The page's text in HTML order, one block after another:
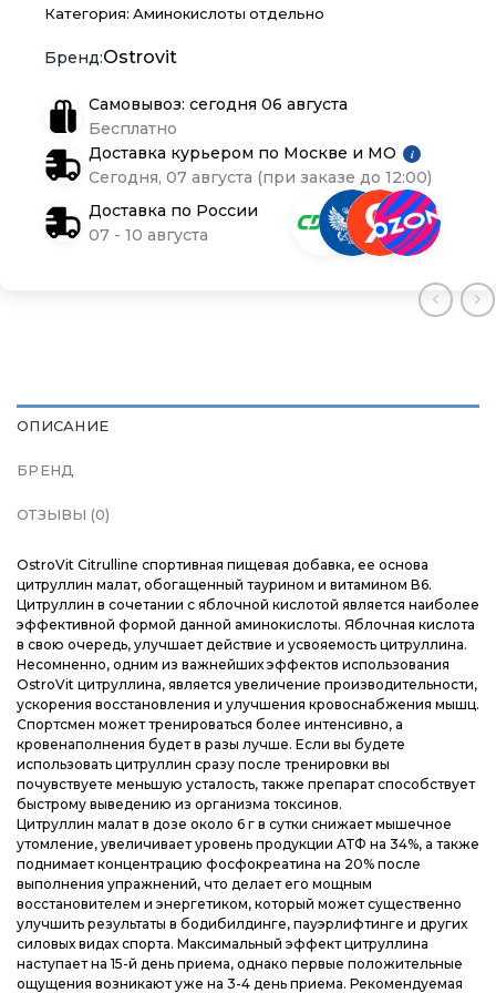
Категория: Аминокислоты отдельно
Ostrovit
Самовывоз: сегодня 06 августа
Бесплатно
Доставка курьером по Москве и МО
i
Сегодня, 07 августа (при заказе до 12:00)
Доставка по России
07 - 10 августа
ОПИСАНИЕ
БРЕНД
ОТЗЫВЫ (0)
OstroVit Citrulline спортивная пищевая добавка, ее основа
цитруллин малат, обогащенный таурином и витамином В6.
Цитруллин в сочетании с яблочной кислотой является наиболее
эффективной формой данной аминокислоты. Яблочная кислота
в свою очередь, улучшает действие и усвояемость цитруллина.
Несомненно, одним из важнейших эффектов использования
OstroVit цитруллина, является увеличение производительности,
ускорения восстановления и улучшения кровоснабжения мышц.
Спортсмен может тренироваться более интенсивно, а
кровенаполнения будет в разы лучше. Если вы будете
использовать цитруллин сразу после тренировки вы
почувствуете меньшую усталость, также препарат способствует
быстрому выведению из организма токсинов.
Цитруллин малат в дозе около 6 г в сутки снижает мышечное
утомление, увеличивает уровень продукции АТФ на 34%, а также
поднимает концентрацию фосфокреатина на 20% после
выполнения упражнений, что делает его мощным
восстановителем и энергетиком, который может существенно
улучшить результаты в бодибилдинге, пауэрлифтинге и других
силовых видах спорта. Максимальный эффект цитруллина
наступает на 15-й день приема, однако первые положительные
ощущения возникают уже на 3-4 день приема. Рекомендуемая
Подарочные сертификаты
Магазины
Контакты
Доставка и оплата
Подарочные сертификаты
Магазины
Контакты
Доставка и оплата
Подарочные сертификаты
Магазины
Контакты
Доставка и оплата